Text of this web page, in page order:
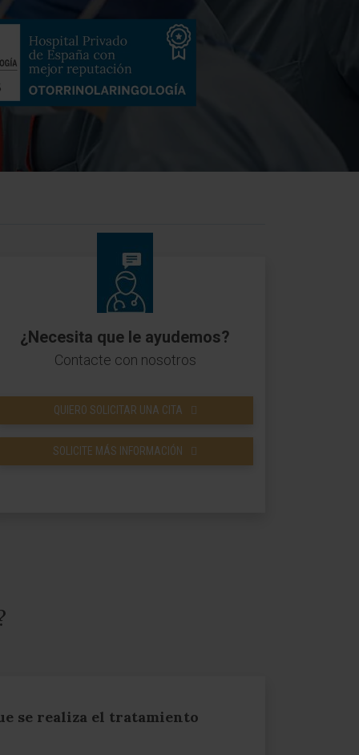
¿Necesita que le ayudemos?
Contacte con nosotros
QUIERO SOLICITAR UNA CITA
SOLICITE MÁS INFORMACIÓN
se realiza el tratamiento